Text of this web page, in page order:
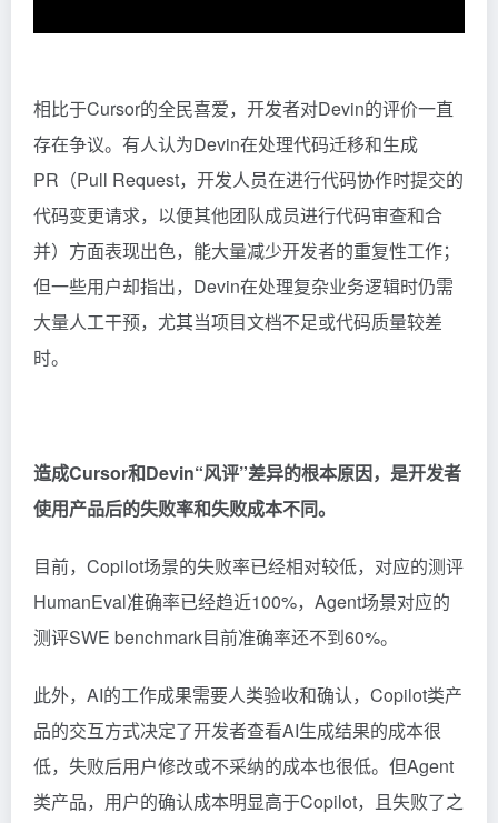
相比于Cursor的全民喜爱，开发者对Devin的评价一直
存在争议。有人认为Devin在处理代码迁移和生成
PR（Pull Request，开发人员在进行代码协作时提交的
代码变更请求，以便其他团队成员进行代码审查和合
并）方面表现出色，能大量减少开发者的重复性工作；
但一些用户却指出，Devin在处理复杂业务逻辑时仍需
大量人工干预，尤其当项目文档不足或代码质量较差
时。
造成Cursor和Devin“风评”差异的根本原因，是开发者
使用产品后的失败率和失败成本不同。
目前，Copilot场景的失败率已经相对较低，对应的测评
HumanEval准确率已经趋近100%，Agent场景对应的
测评SWE benchmark目前准确率还不到60%。
此外，AI的工作成果需要人类验收和确认，Copilot类产
品的交互方式决定了开发者查看AI生成结果的成本很
低，失败后用户修改或不采纳的成本也很低。但Agent
类产品，用户的确认成本明显高于Copilot，且失败了之